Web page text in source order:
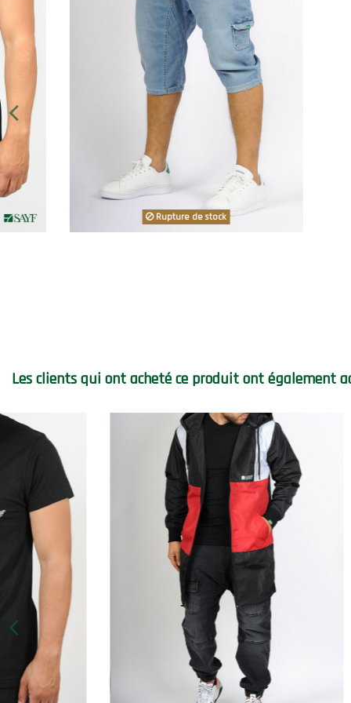
Les clients qui ont acheté ce produit ont également